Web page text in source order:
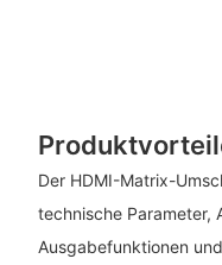
Der HDMI-Matrix-
technische Parameter,
Ausgabefunktionen